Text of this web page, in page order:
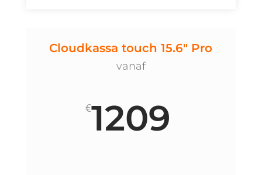
Cloudkassa touch 15.6" Pro
vanaf
€1209